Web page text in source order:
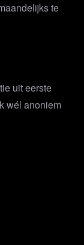
te
uit eerste
wél anoniem